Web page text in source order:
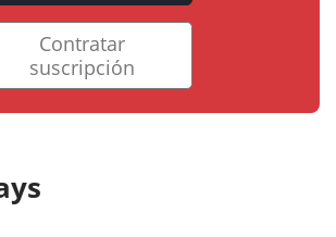
Contratar
suscripción